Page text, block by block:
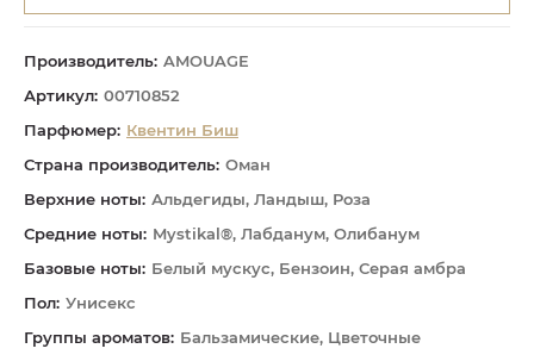
Производитель: AMOUAGE
Артикул: 00710852
Парфюмер: Квентин Биш
Страна производитель: Оман
Верхние ноты: Альдегиды, Ландыш, Роза
Средние ноты: Mystikal®, Лабданум, Олибанум
Базовые ноты: Белый мускус, Бензоин, Серая амбра
Пол: Унисекс
Группы ароматов: Бальзамические, Цветочные